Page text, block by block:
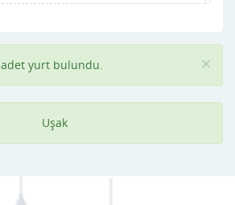
×
adet yurt bulundu.
Uşak